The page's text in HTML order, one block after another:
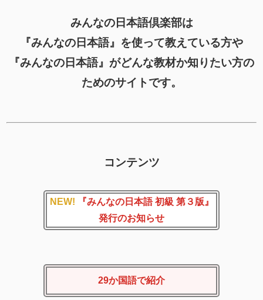
みんなの日本語倶楽部は
『みんなの日本語』を使って教えている方や
『みんなの日本語』がどんな教材か知りたい方の
ためのサイトです。
コンテンツ
NEW! 『みんなの日本語 初級 第３版』
発行のお知らせ
29か国語で紹介